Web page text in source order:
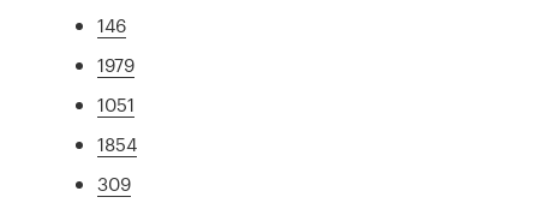
146
1979
1051
1854
309